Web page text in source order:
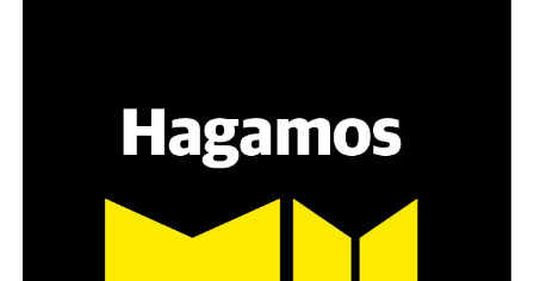
Pablo sigue con sus sesiones de rehabilitación en el
Hospital Manuel Rocca, sin perder su humor. De hecho,
para la muestra de fotos filmó un video en el que
terminaba con su sonrisa: “Si tienen ganas, vengansé. Y
si no, váyanse a freir churros”.